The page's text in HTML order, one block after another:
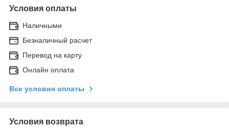
Условия оплаты
Наличными
Безналичный расчет
Перевод на карту
Онлайн оплата
Все условия оплаты
Условия возврата